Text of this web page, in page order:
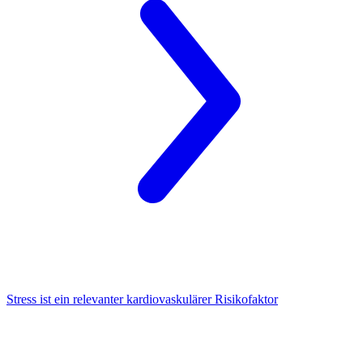
Stress ist ein relevanter kardiovaskulärer Risikofaktor